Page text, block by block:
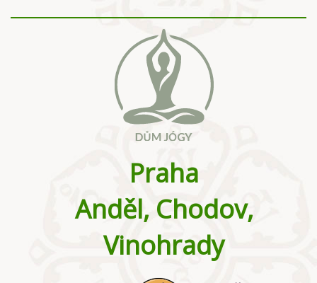
Praha
Anděl, Chodov,
Vinohrady